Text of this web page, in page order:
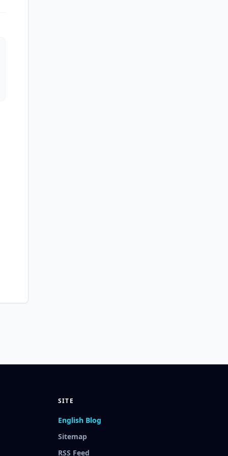
SITE
English Blog
Sitemap
RSS Feed